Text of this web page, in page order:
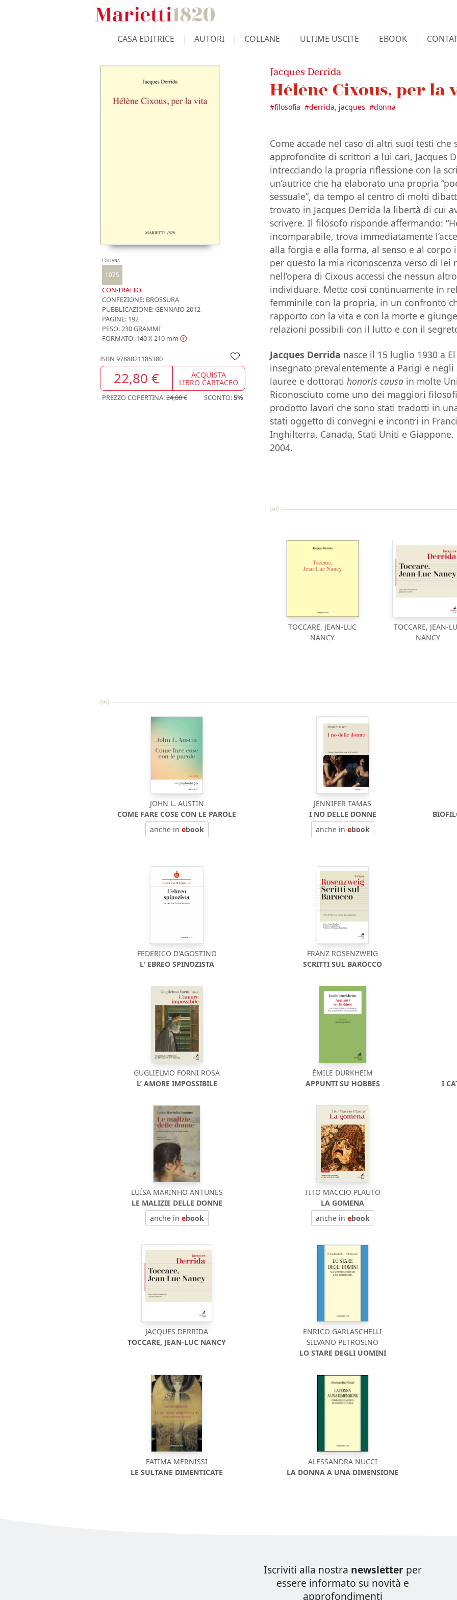
CASA EDITRICE AUTORI COLLANE ULTIME USCITE EBOOK
COLLANA
1075
CON-TRATTO
CONFEZIONE: BROSSURA
PUBBLICAZIONE:GENNAIO 2012
PAGINE: 192
PESO: 230 GRAMMI
FORMATO: 140 X 210 mm
ISBN 9788821185380
22,80 € ACQUISTA
LIBRO CARTACEO
PREZZO COPERTINA:24,00 € SCONTO:5%
Jacques Derrida
Hélène Cixous, per la
#filosofia #derrida, jacques #donna
Come accade nel caso di altri suoi testi
approfondite di scrittori a lui cari, Jacques
intrecciando la propria riflessione con la
un’autrice che ha elaborato una propria
sessuale”, da tempo al centro di molti
trovato in Jacques Derrida la libertà di cui
scrivere. Il filosofo risponde affermando:
incomparabile, trova immediatamente
alla forgia e alla forma, al senso e al corpo
per questo la mia riconoscenza verso di
nell’opera di Cixous accessi che nessun
individuare. Mette così continuamente in
femminile con la propria, in un confronto
rapporto con la vita e con la morte e
relazioni possibili con il lutto e con il
Jacques Derrida nasce il 15 luglio 1930 a
insegnato prevalentemente a Parigi e
lauree e dottoratihonoris causa in molte
Riconosciuto come uno dei maggiori
prodotto lavori che sono stati tradotti in
stati oggetto di convegni e incontri in
Inghilterra, Canada, Stati Uniti e
2004.
TOCCARE, JEAN-LUC
NANCY
TOCCARE, JEAN-
NANCY
JOHN L. AUSTIN
COME FARE COSE CON LE PAROLE
anche in ebook
JENNIFER TAMAS
I NO DELLE DONNE
anche in ebook
FEDERICO D'AGOSTINO
L' EBREO SPINOZISTA
FRANZ ROSENZWEIG
SCRITTI SUL BAROCCO
GUGLIELMO FORNI ROSA
L’ AMORE IMPOSSIBILE
ÉMILE DURKHEIM
APPUNTI SU HOBBES
I
LUÍSA MARINHO ANTUNES
LE MALIZIE DELLE DONNE
anche in ebook
TITO MACCIO PLAUTO
LA GOMENA
anche in ebook
JACQUES DERRIDA
TOCCARE, JEAN-LUC NANCY
ENRICO GARLASCHELLI
SILVANO PETROSINO
LO STARE DEGLI UOMINI
FATIMA MERNISSI
LE SULTANE DIMENTICATE
ALESSANDRA NUCCI
LA DONNA A UNA DIMENSIONE
Iscriviti alla nostra newsletter per
essere informato su novità e
approfondimenti